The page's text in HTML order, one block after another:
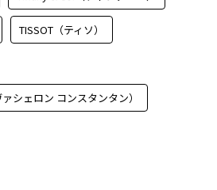
TISSOT（ティソ）
シェロン コンスタンタン）